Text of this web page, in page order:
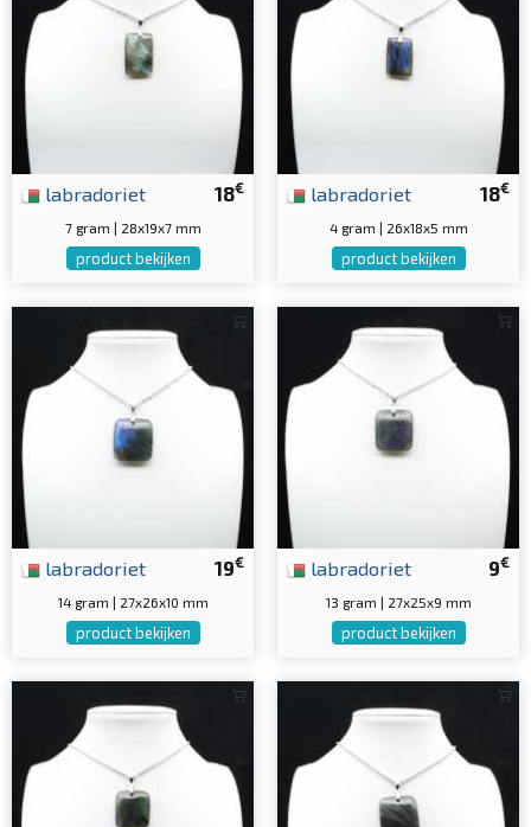
18€
labradoriet
7 gram | 28x19x7 mm
product bekijken
18€
labradoriet
4 gram | 26x18x5 mm
product bekijken
19€
labradoriet
14 gram | 27x26x10 mm
product bekijken
9€
labradoriet
13 gram | 27x25x9 mm
product bekijken